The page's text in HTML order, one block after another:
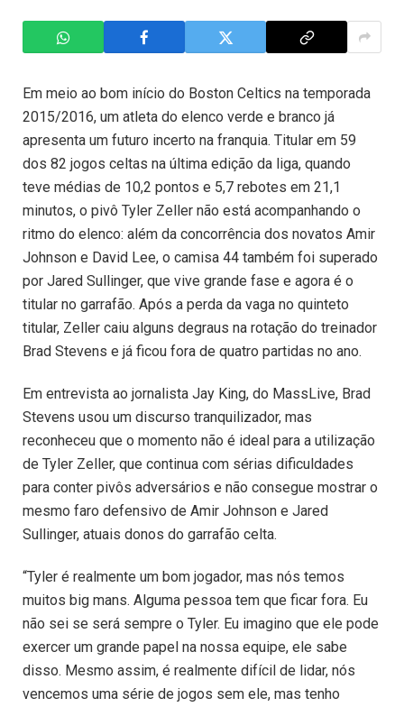
Em meio ao bom início do Boston Celtics na temporada
2015/2016, um atleta do elenco verde e branco já
apresenta um futuro incerto na franquia. Titular em 59
dos 82 jogos celtas na última edição da liga, quando
teve médias de 10,2 pontos e 5,7 rebotes em 21,1
minutos, o pivô Tyler Zeller não está acompanhando o
ritmo do elenco: além da concorrência dos novatos Amir
Johnson e David Lee, o camisa 44 também foi superado
por Jared Sullinger, que vive grande fase e agora é o
titular no garrafão. Após a perda da vaga no quinteto
titular, Zeller caiu alguns degraus na rotação do treinador
Brad Stevens e já ficou fora de quatro partidas no ano.
Em entrevista ao jornalista Jay King, do MassLive, Brad
Stevens usou um discurso tranquilizador, mas
reconheceu que o momento não é ideal para a utilização
de Tyler Zeller, que continua com sérias dificuldades
para conter pivôs adversários e não consegue mostrar o
mesmo faro defensivo de Amir Johnson e Jared
Sullinger, atuais donos do garrafão celta.
“Tyler é realmente um bom jogador, mas nós temos
muitos big mans. Alguma pessoa tem que ficar fora. Eu
não sei se será sempre o Tyler. Eu imagino que ele pode
exercer um grande papel na nossa equipe, ele sabe
disso. Mesmo assim, é realmente difícil de lidar, nós
vencemos uma série de jogos sem ele, mas tenho